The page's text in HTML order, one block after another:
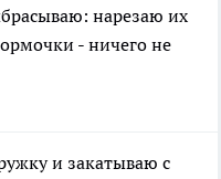
нарезаю их
- ничего не
и закатываю с